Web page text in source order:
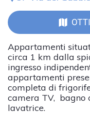
Appartamenti
circa 1 km dalla
ingresso
appartamenti
completa di
camera TV, bagno
lavatrice.